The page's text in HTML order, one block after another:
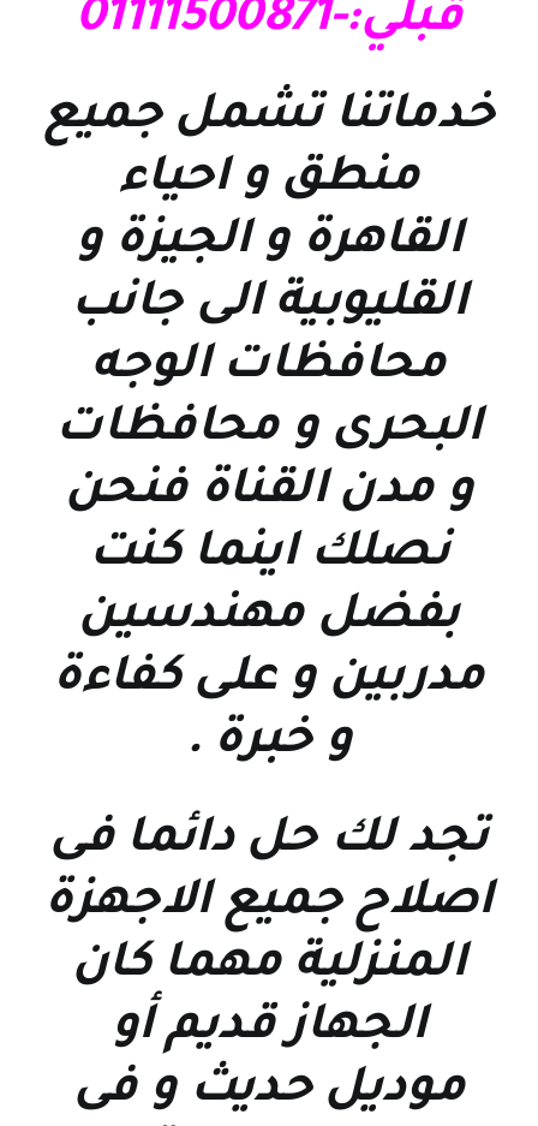
قبلي:-01111500871
خدماتنا تشمل جميع
منطق و احياء
القاهرة و الجيزة و
القليوبية الى جانب
محافظات الوجه
البحرى و محافظات
و مدن القناة فنحن
نصلك اينما كنت
بفضل مهندسين
مدربين و على كفاءة
و خبرة .
تجد لك حل دائما فى
اصلاح جميع الاجهزة
المنزلية مهما كان
الجهاز قديم أو
موديل حديث و فى